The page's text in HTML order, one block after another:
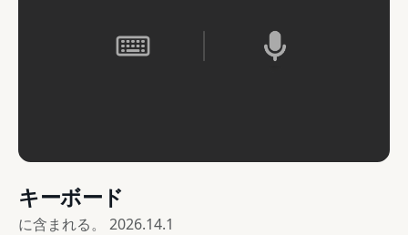
キーボード
に含まれる。 2026.14.1